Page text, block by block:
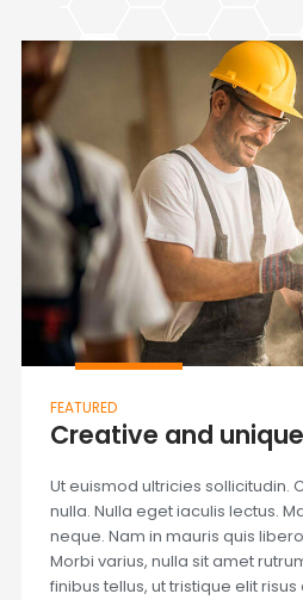
FEATURED
Creative and
Ut euismod ultricies sollicitudin.
nulla. Nulla eget iaculis lectus.
neque. Nam in mauris quis
Morbi varius, nulla sit amet
finibus tellus, ut tristique elit risus